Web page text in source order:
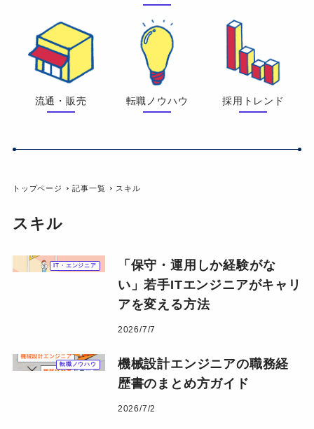
トップページ 記事一覧 スキル
流通・販売 転職ノウハウ 採用トレンド
スキル
IT・エンジニア
「保守・運用しか経験がな
い」若手ITエンジニアがキャリ
アを変える方法
2026/7/7
転職ノウハウ
機械設計エンジニアの職務経
歴書のまとめ方ガイド
2026/7/2